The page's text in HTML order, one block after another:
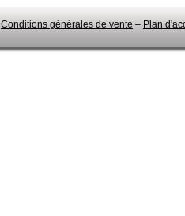
Conditions générales de vente – Plan